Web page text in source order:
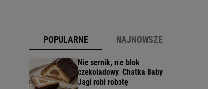
POPULARNE NAJNOWSZE
Nie sernik, nie blok
czekoladowy. Chatka Baby
Jagi robi robotę